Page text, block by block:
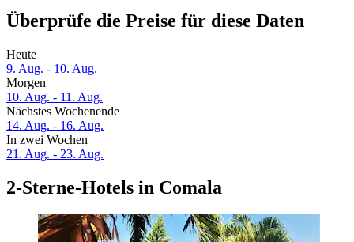
Überprüfe die Preise für diese Daten
Heute
9. Aug. - 10. Aug.
Morgen
10. Aug. - 11. Aug.
Nächstes Wochenende
14. Aug. - 16. Aug.
In zwei Wochen
21. Aug. - 23. Aug.
2-Sterne-Hotels in Comala